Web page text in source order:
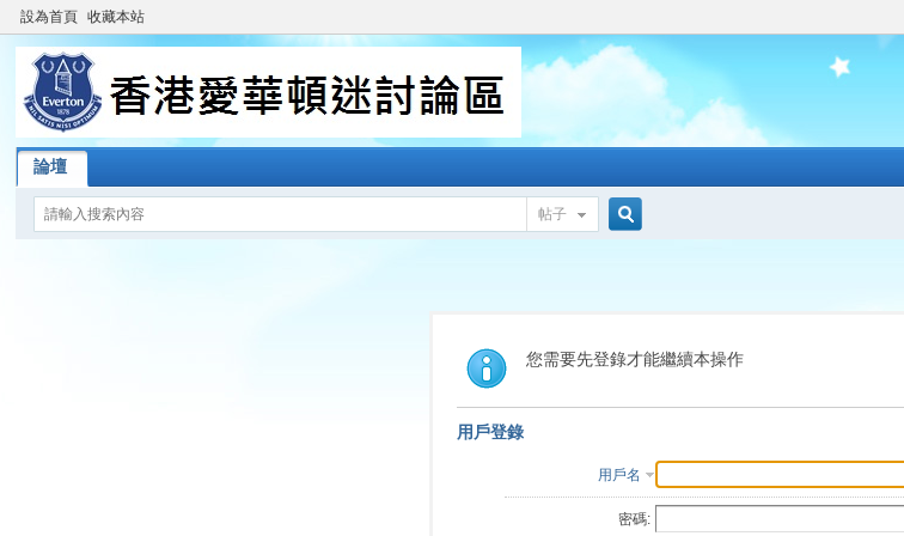
設為首頁 收藏本站
論壇
帖子
索
您需要先登錄才能繼續本操作
用戶登錄
用戶名
密碼: